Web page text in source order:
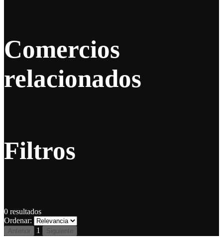
Comercios
relacionados
Filtros
0 resultados
Ordenar:
Anterior 1 Siguiente